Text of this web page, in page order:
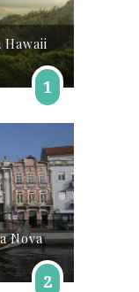
Hawaii
1
Nova
2